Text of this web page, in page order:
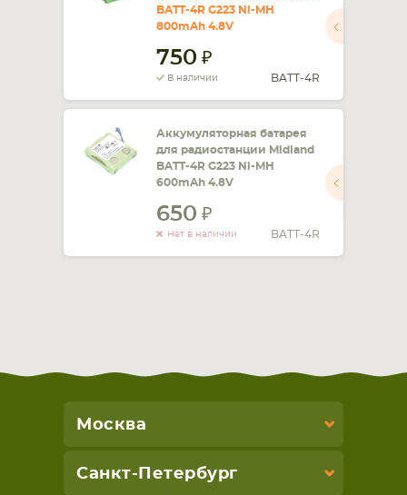
BATT-4R G223 Ni-MH
800mAh 4.8V
750
В наличии BATT-4R
Аккумуляторная батарея
для радиостанции Midland
BATT-4R G223 Ni-MH
600mAh 4.8V
650
Нет в наличии BATT-4R
Москва
Санкт-Петербург